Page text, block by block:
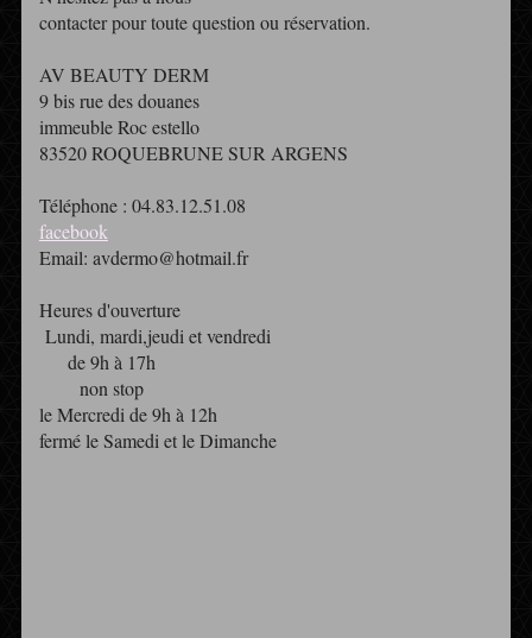
contacter pour toute question ou réservation.
AV BEAUTY DERM
9 bis rue des douanes
immeuble Roc estello
83520 ROQUEBRUNE SUR ARGENS
Téléphone : 04.83.12.51.08
facebook
Email: avdermo@hotmail.fr
Heures d'ouverture
Lundi, mardi,jeudi et vendredi
de 9h à 17h
non stop
le Mercredi de 9h à 12h
fermé le Samedi et le Dimanche